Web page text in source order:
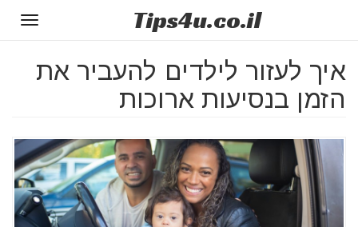
Tips4u.co.il
איך לעזור לילדים להעביר את
הזמן בנסיעות ארוכות